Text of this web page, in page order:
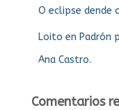
O eclipse dende
Loito en Padrón
Ana Castro.
Comentarios